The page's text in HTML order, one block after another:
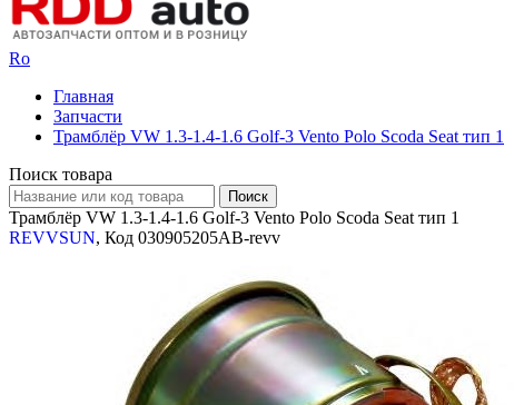
Ro
Главная
Запчасти
Трамблёр VW 1.3-1.4-1.6 Golf-3 Vento Polo Scoda Seat тип 1
Поиск товара
Трамблёр VW 1.3-1.4-1.6 Golf-3 Vento Polo Scoda Seat тип 1
REVVSUN, Код 030905205AB-revv